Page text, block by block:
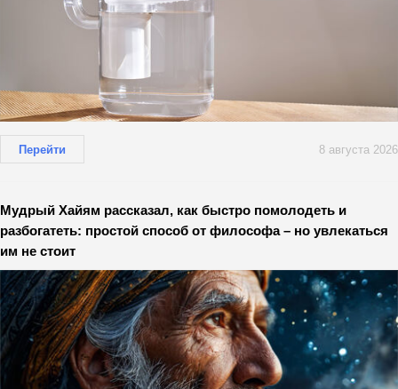
Перейти 8 августа 2026
Мудрый Хайям рассказал, как быстро помолодеть и
разбогатеть: простой способ от философа – но увлекаться
им не стоит